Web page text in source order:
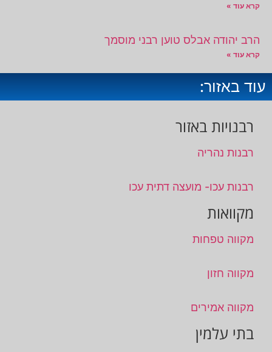
קרא עוד »
הרב יהודה אבלס טוען רבני מוסמך
קרא עוד »
עוד באזור:
רבנויות באזור
רבנות נהריה
רבנות עכו- מועצה דתית עכו
מקוואות
מקווה טפחות
מקווה חזון
מקווה אמירים
בתי עלמין